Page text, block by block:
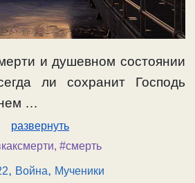
и душевном состоянии
ли сохранит Господь
…
развернуть
, #смерть
, Война, Мученики